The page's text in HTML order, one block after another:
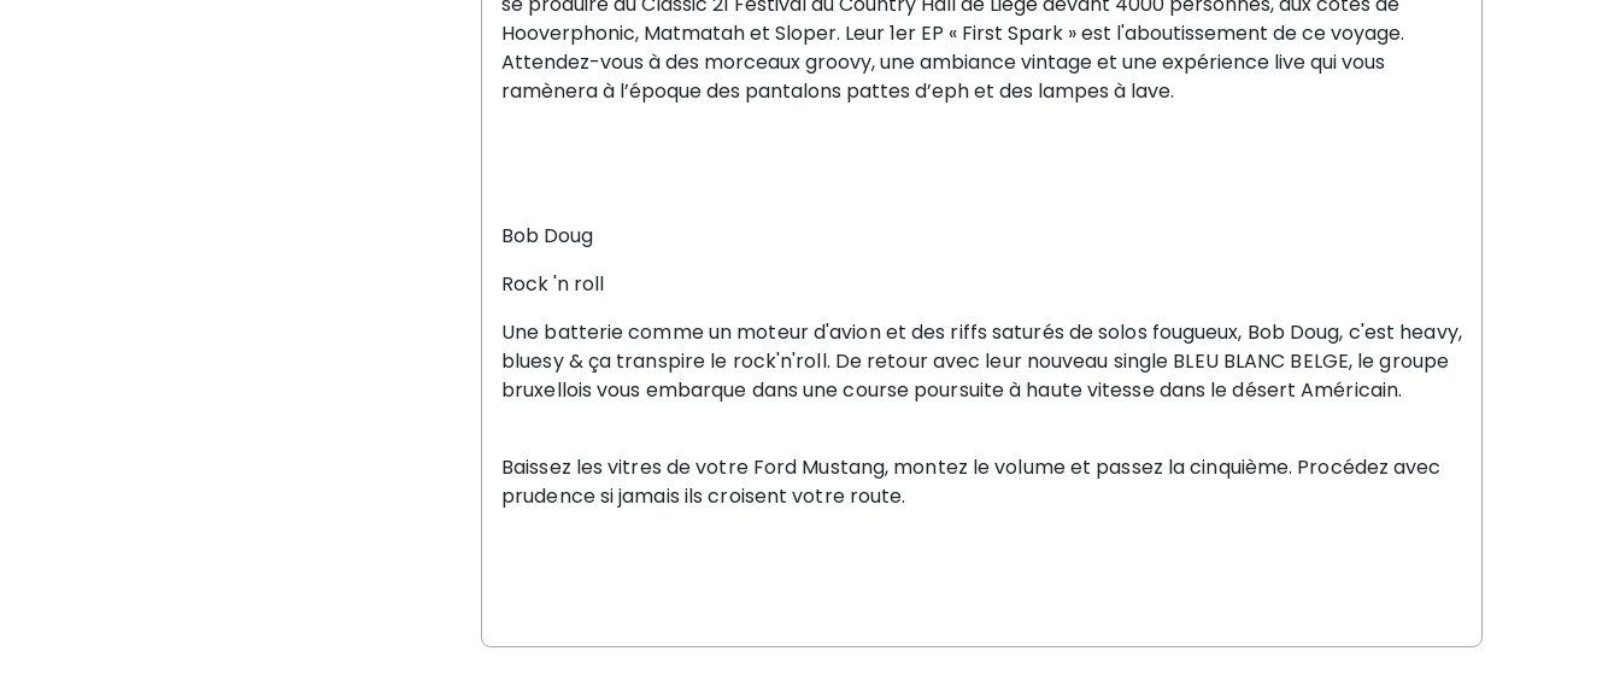
Hooverphonic, Matmatah et Sloper. Leur 1er EP « First Spark » est l'aboutissement de ce voyage.
Attendez-vous à des morceaux groovy, une ambiance vintage et une expérience live qui vous
ramènera à l’époque des pantalons pattes d’eph et des lampes à lave.
Bob Doug
Rock 'n roll
Une batterie comme un moteur d'avion et des riffs saturés de solos fougueux, Bob Doug, c'est heavy,
bluesy & ça transpire le rock'n'roll. De retour avec leur nouveau single BLEU BLANC BELGE, le groupe
bruxellois vous embarque dans une course poursuite à haute vitesse dans le désert Américain.
Baissez les vitres de votre Ford Mustang, montez le volume et passez la cinquième. Procédez avec
prudence si jamais ils croisent votre route.